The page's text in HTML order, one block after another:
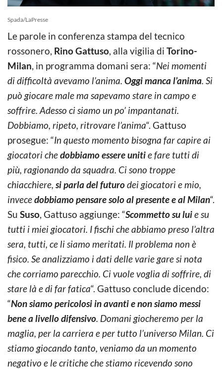
Spada/LaPresse
Le parole in conferenza stampa del tecnico
rossonero, Rino Gattuso, alla vigilia di Torino-
Milan, in programma domani sera: “Nei momenti
di difficoltà avevamo l’anima. Oggi manca l’anima. Si
può giocare male ma sapevamo stare in campo e
soffrire. Adesso ci siamo un po’ impantanati.
Dobbiamo, ripeto, ritrovare l’anima“. Gattuso
prosegue: “In questo momento bisogna far capire ai
giocatori chedobbiamo essere unitie fare tutti di
più, ragionando da squadra. Ci sono troppe
chiacchiere, si parla del futurodei giocatori e mio,
invecedobbiamo pensare solo al presente e al Milan“.
Su Suso, Gattuso aggiunge: “Scommetto su luie su
tutti i miei giocatori. I fischi che abbiamo preso l’altra
sera, tutti, ce li siamo meritati. Il problema non è
fisico. Se analizziamo i dati delle varie gare si nota
che corriamo parecchio. Ci vuole voglia di soffrire, di
stare là e di far fatica“. Gattuso conclude dicendo:
“Non siamo pericolosi in avanti e non siamo messi
bene a livello difensivo. Domani giocheremo per la
maglia, per la carriera e per tutto l’universo Milan. Ci
stiamo giocando tanto, veniamo da un momento
negativo e le critiche che stiamo ricevendo sono